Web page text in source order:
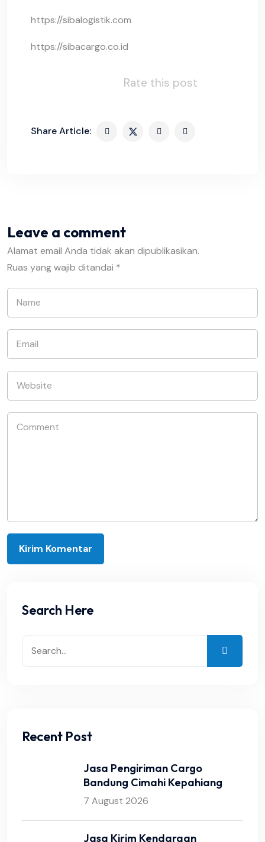
https://sibalogistik.com
https://sibacargo.co.id
Rate this post
Share Article:
Leave a comment
Alamat email Anda tidak akan dipublikasikan.
Ruas yang wajib ditandai *
Search Here
Recent Post
Jasa Pengiriman Cargo
Bandung Cimahi Kepahiang
7 August 2026
Jasa Kirim Kendaraan